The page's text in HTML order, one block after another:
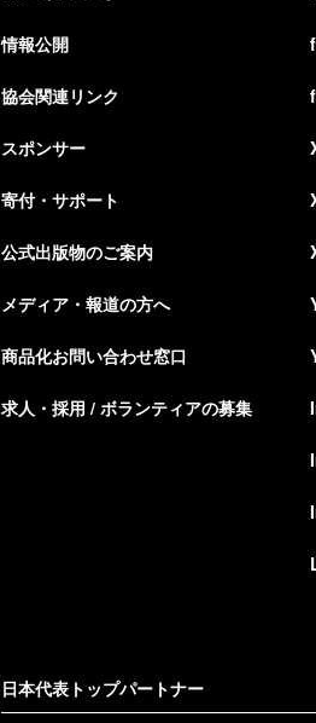
情報公開
協会関連リンク
スポンサー
寄付・サポート
公式出版物のご案内
メディア・報道の方へ
商品化お問い合わせ窓口
求人・採用 / ボランティアの募集
日本代表トップパートナー